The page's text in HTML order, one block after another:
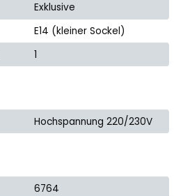
Exklusive
E14 (kleiner Sockel)
1
Hochspannung 220/230V
6764